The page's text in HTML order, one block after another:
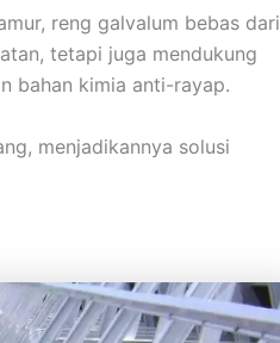
reng galvalum bebas dari
tetapi juga mendukung
bahan kimia anti-rayap.
menjadikannya solusi